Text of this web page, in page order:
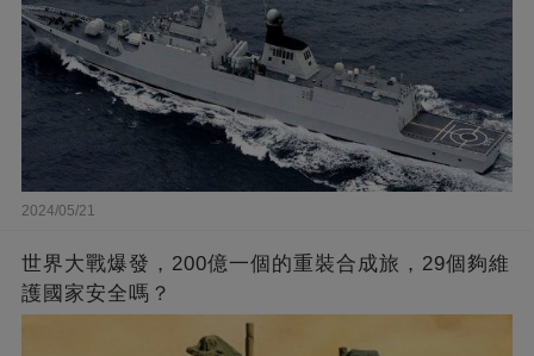
2024/05/21
世界大戰爆發，200億一個的重裝合成旅，29個夠維
護國家安全嗎？